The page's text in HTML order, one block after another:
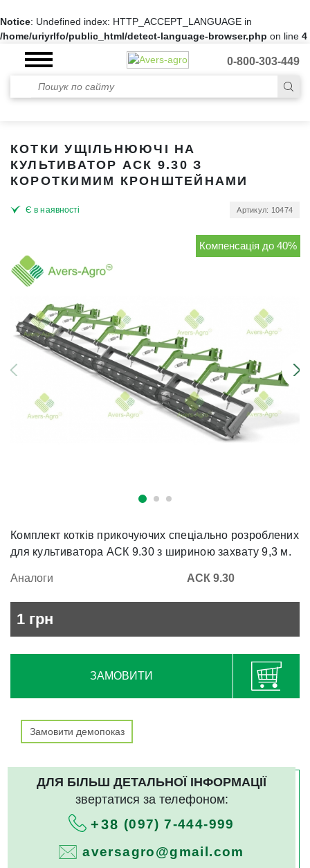
Notice: Undefined index: HTTP_ACCEPT_LANGUAGE in
/home/uriyrlfo/public_html/detect-language-browser.php on line 4
0-800-303-449
КОТКИ УЩІЛЬНЮЮЧІ НА
КУЛЬТИВАТОР АСК 9.30 З
КОРОТКИМИМ КРОНШТЕЙНАМИ
Є в наявності Артикул: 10474
Компенсація до 40%
Комплект котків прикочуючих спеціально розроблених
для культиватора АСК 9.30 з шириною захвату 9,3 м.
Аналоги АСК 9.30
1 грн
ЗАМОВИТИ
Замовити демопоказ
ДЛЯ БІЛЬШ ДЕТАЛЬНОЇ ІНФОРМАЦІЇ
звертатися за телефоном:
+38 (097) 7-444-999
aversagro@gmail.com